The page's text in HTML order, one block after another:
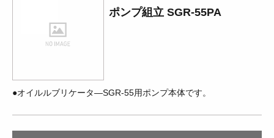
ポンプ組立 SGR-55PA
●オイルルブリケータ―SGR-55用ポンプ本体です。